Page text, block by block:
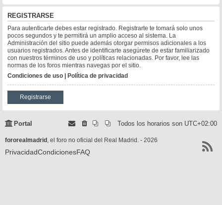
REGISTRARSE
Para autenticarte debes estar registrado. Registrarte te tomará solo unos
pocos segundos y te permitirá un amplio acceso al sistema. La
Administración del sitio puede además otorgar permisos adicionales a los
usuarios registrados. Antes de identificarte asegúrete de estar familiarizado
con nuestros términos de uso y políticas relacionadas. Por favor, lee las
normas de los foros mientras navegas por el sitio.
Condiciones de uso | Política de privacidad
Registrarse
Portal Todos los horarios son UTC+02:00
fororealmadrid , el foro no oficial del Real Madrid. - 2026
PrivacidadCondicionesFAQ